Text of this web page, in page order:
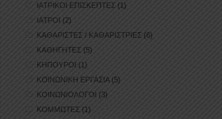
ΙΑΤΡΙΚΟΙ ΕΠΙΣΚΕΠΤΕΣ (1)
ΙΑΤΡΟΙ (2)
ΚΑΘΑΡΙΣΤΕΣ / ΚΑΘΑΡΙΣΤΡΙΕΣ (6)
ΚΑΘΗΓΗΤΕΣ (5)
ΚΗΠΟΥΡΟΙ (1)
ΚΟΙΝΩΝΙΚΗ ΕΡΓΑΣΙΑ(5)
ΚΟΙΝΩΝΙΟΛΟΓΟΙ (3)
ΚΟΜΜΩΤΕΣ (1)